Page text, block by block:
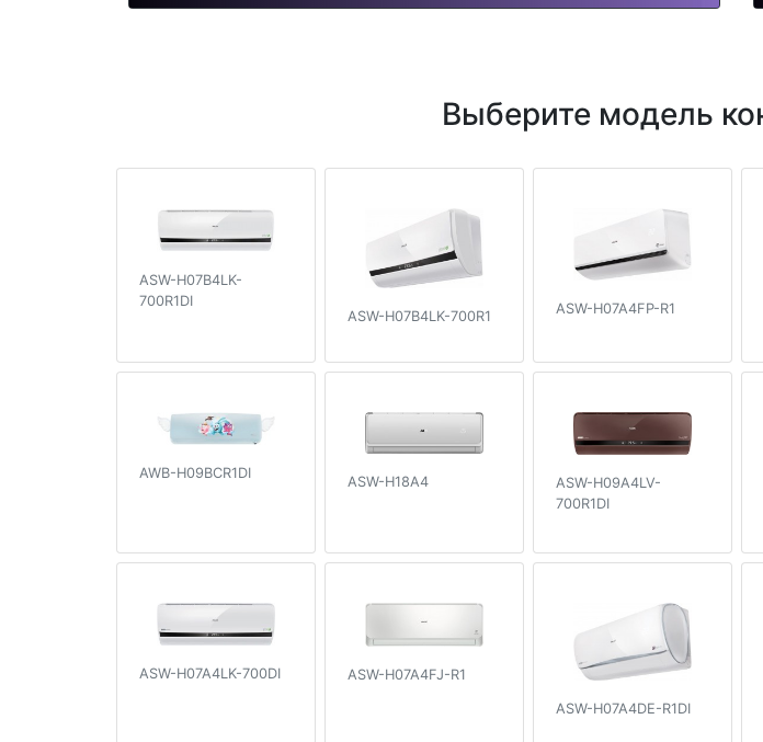
Выберите модель
ASW-H07B4LK-
700R1DI
ASW-H07B4LK-700R1
ASW-H07A4FP-R1
AWB-H09BCR1DI
ASW-H18A4
ASW-H09A4LV-
700R1DI
ASW-H07A4LK-700DI ASW-H07A4FJ-R1
ASW-H07A4DE-R1DI